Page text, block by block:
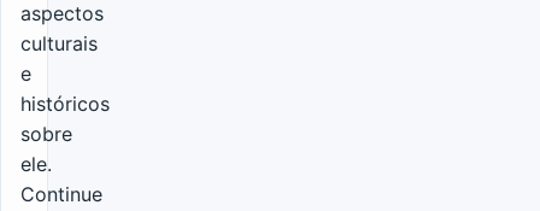
aspectos
culturais
e
históricos
sobre
ele.
Continue